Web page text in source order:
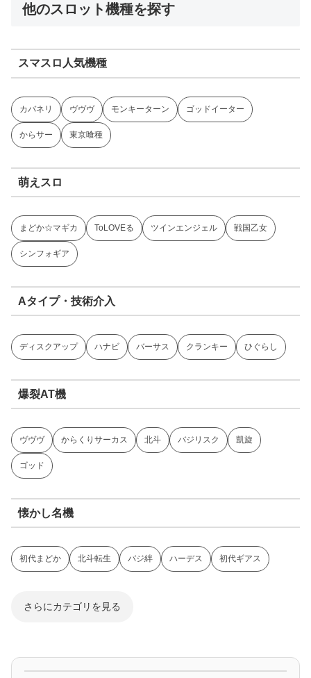
他のスロット機種を探す
スマスロ人気機種
カバネリ ヴヴヴ モンキーターン ゴッドイーター
からサー 東京喰種
萌えスロ
まどか☆マギカ ToLOVEる ツインエンジェル 戦国乙女
シンフォギア
Aタイプ・技術介入
ディスクアップ ハナビ バーサス クランキー ひぐらし
爆裂AT機
ヴヴヴ からくりサーカス 北斗 バジリスク 凱旋
ゴッド
懐かし名機
初代まどか 北斗転生 バジ絆 ハーデス 初代ギアス
さらにカテゴリを見る